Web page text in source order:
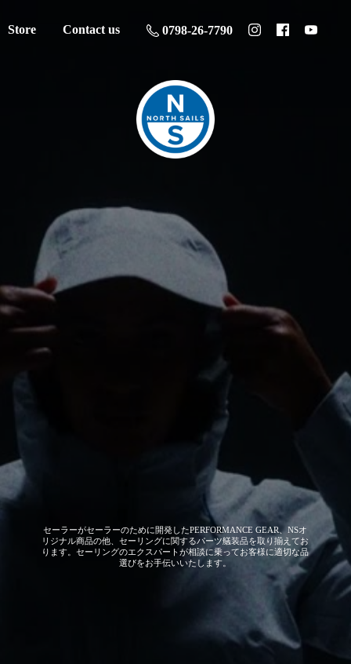
Store Contact us 0798-26-7790
セーラーがセーラーのために開発したPERFORMANCE GEAR、NSオ
リジナル商品の他、セーリングに関するパーツ艤装品を取り揃えてお
ります。セーリングのエクスパートが相談に乗ってお客様に適切な品
選びをお手伝いいたします。